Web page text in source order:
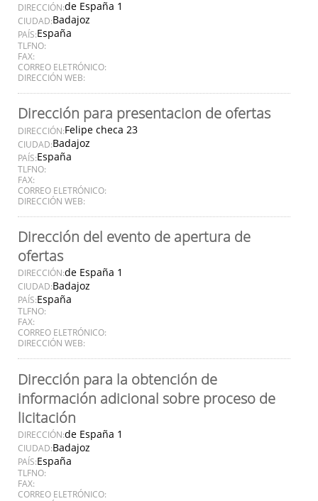
DIRECCIÓN:de España 1
CIUDAD:Badajoz
PAÍS:España
TLFNO:
FAX:
CORREO ELETRÓNICO:
DIRECCIÓN WEB:
Dirección para presentacion de ofertas
DIRECCIÓN:Felipe checa 23
CIUDAD:Badajoz
PAÍS:España
TLFNO:
FAX:
CORREO ELETRÓNICO:
DIRECCIÓN WEB:
Dirección del evento de apertura de
ofertas
DIRECCIÓN:de España 1
CIUDAD:Badajoz
PAÍS:España
TLFNO:
FAX:
CORREO ELETRÓNICO:
DIRECCIÓN WEB:
Dirección para la obtención de
información adicional sobre proceso de
licitación
DIRECCIÓN:de España 1
CIUDAD:Badajoz
PAÍS:España
TLFNO:
FAX:
CORREO ELETRÓNICO: